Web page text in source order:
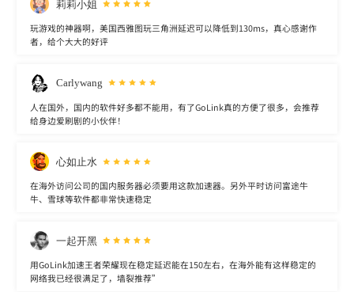
莉莉小姐
玩游戏的神器啊，美国西雅图玩三角洲延迟可以降低到130ms，真心感谢作
者，给个大大的好评
Carlywang
人在国外，国内的软件好多都不能用，有了GoLink真的方便了很多，会推荐
给身边爱刷剧的小伙伴！
心如止水
在海外访问公司的国内服务器必须要用这款加速器。另外平时访问富途牛
牛、雪球等软件都非常快速稳定
一起开黑
用GoLink加速王者荣耀现在稳定延迟能在150左右，在海外能有这样稳定的
网络我已经很满足了，墙裂推荐”